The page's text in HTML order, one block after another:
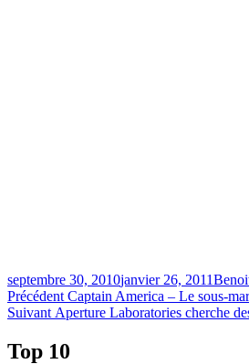
Publié
le
septembre 30, 2010janvier 26, 2011
Navigation
de
l'article
Précédent Article
précédent :
Captain America – Le sous-
Suivant Article
Aperture Laboratories cherche
Top 10